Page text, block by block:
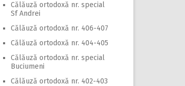
Călăuză ortodoxă nr. special
Sf Andrei
Călăuză ortodoxă nr. 406-407
Călăuză ortodoxă nr. 404-405
Călăuză ortodoxă nr. special
Buciumeni
Călăuză ortodoxă nr. 402-403